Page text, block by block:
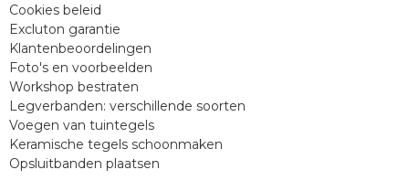
Cookies beleid
Excluton garantie
Klantenbeoordelingen
Foto's en voorbeelden
Workshop bestraten
Legverbanden: verschillende soorten
Voegen van tuintegels
Keramische tegels schoonmaken
Opsluitbanden plaatsen